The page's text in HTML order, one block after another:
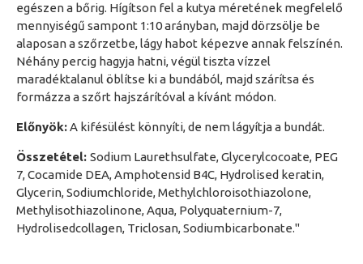
egészen a bőrig. Hígítson fel a kutya méretének megfelelő
mennyiségű sampont 1:10 arányban, majd dörzsölje be
alaposan a szőrzetbe, lágy habot képezve annak felszínén.
Néhány percig hagyja hatni, végül tiszta vízzel
maradéktalanul öblítse ki a bundából, majd szárítsa és
formázza a szőrt hajszárítóval a kívánt módon.
Előnyök:A kifésülést könnyíti, de nem lágyítja a bundát.
Összetétel: Sodium Laurethsulfate, Glycerylcocoate, PEG
7, Cocamide DEA, Amphotensid B4C, Hydrolised keratin,
Glycerin, Sodiumchloride, Methylchloroisothiazolone,
Methylisothiazolinone, Aqua, Polyquaternium-7,
Hydrolisedcollagen, Triclosan, Sodiumbicarbonate."